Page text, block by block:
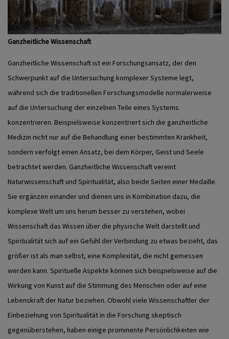
Ganzheitliche Wissenschaft
Ganzheitliche Wissenschaft ist ein Forschungsansatz, der den
Schwerpunkt auf die Untersuchung komplexer Systeme legt,
während sich die traditionellen Forschungsmodelle normalerweise
auf die Untersuchung der einzelnen Teile eines Systems
konzentrieren. Beispielsweise konzentriert sich die ganzheitliche
Medizin nicht nur auf die Behandlung einer bestimmten Krankheit,
sondern verfolgt einen Ansatz, bei dem Körper, Geist und Seele
betrachtet werden. Ganzheitliche Wissenschaft vereint
Naturwissenschaft und Spiritualität, also beide Seiten einer Medaille.
Sie ergänzen einander und dienen uns in Kombination dazu, die
komplexe Welt um uns herum besser zu verstehen, wobei
Wissenschaft das Wissen über die physische Welt darstellt und
Spiritualität sich auf ein Gefühl der Verbindung zu etwas bezieht, das
größer ist als man selbst, eine Komplexität, die nicht gemessen
werden kann. Spirituelle Aspekte können sich beispielsweise auf die
Wirkung von Kunst auf die Stimmung des Menschen oder auf eine
Lebenskraft der Natur beziehen. Obwohl viele Wissenschaftler der
Einbeziehung von Spiritualität in die Forschung skeptisch
gegenüberstehen, haben einige prominente Persönlichkeiten wie